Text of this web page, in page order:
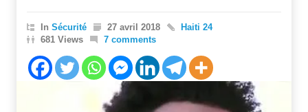
In Sécurité 27 avril 2018
Haiti 24
681 Views
7 comments